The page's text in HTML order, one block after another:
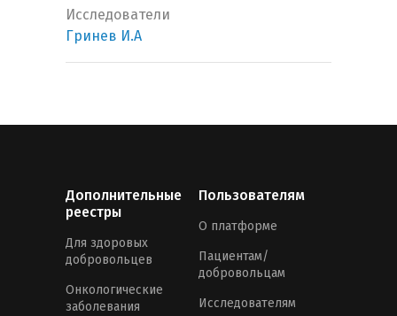
Исследователи
Гринев И.А
Дополнительные
реестры
Для здоровых
добровольцев
Онкологические
заболевания
Пользователям
О платформе
Пациентам/
добровольцам
Исследователям